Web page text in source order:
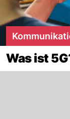
Was ist